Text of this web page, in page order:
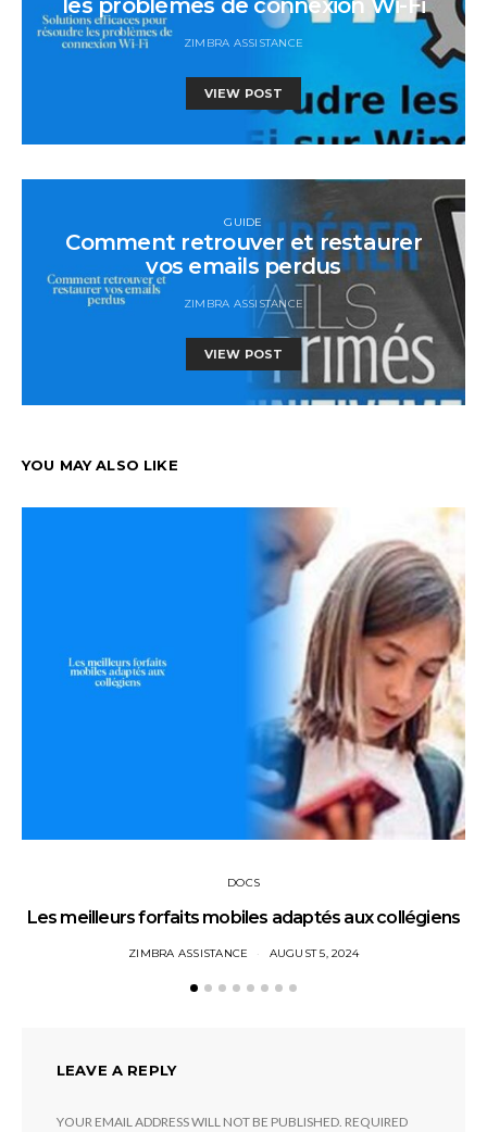
ZIMBRA ASSISTANCE
VIEW POST
GUIDE
Comment retrouver et restaurer
vos emails perdus
ZIMBRA ASSISTANCE
VIEW POST
YOU MAY ALSO LIKE
DOCS
Les meilleurs forfaits mobiles adaptés aux collégiens
ZIMBRA ASSISTANCE AUGUST 5, 2024
LEAVE A REPLY
YOUR EMAIL ADDRESS WILL NOT BE PUBLISHED. REQUIRED